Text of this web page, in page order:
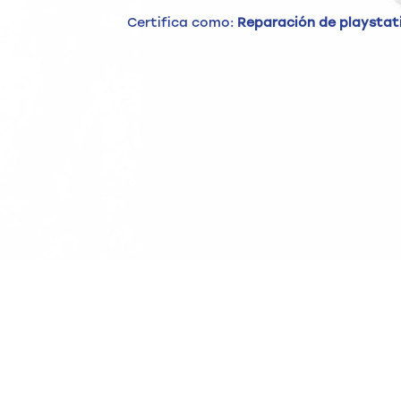
Certifica como: Reparación de